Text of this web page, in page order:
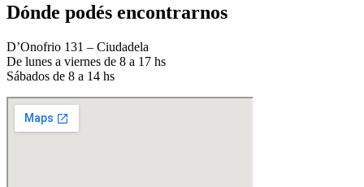
Dónde podés encontrarnos
D’Onofrio 131 – Ciudadela
De lunes a viernes de 8 a 17 hs
Sábados de 8 a 14 hs